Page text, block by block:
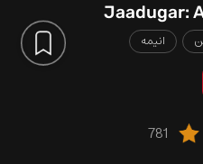
Jaadugar:
انیمه
781